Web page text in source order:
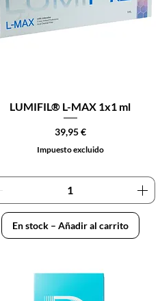
LUMIFIL® L-MAX 1x1 ml
Precio
39,95 €
Impuesto excluido
En stock – Añadir al carrito